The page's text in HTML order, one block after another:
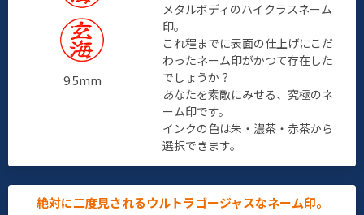
9.5mm
メタルボディのハイクラスネーム
印。
これ程までに表面の仕上げにこだ
わったネーム印がかつて存在した
でしょうか？
あなたを素敵にみせる、究極のネ
ーム印です。
インクの色は朱・濃茶・赤茶から
選択できます。
絶対に二度見されるウルトラゴージャスなネーム印。